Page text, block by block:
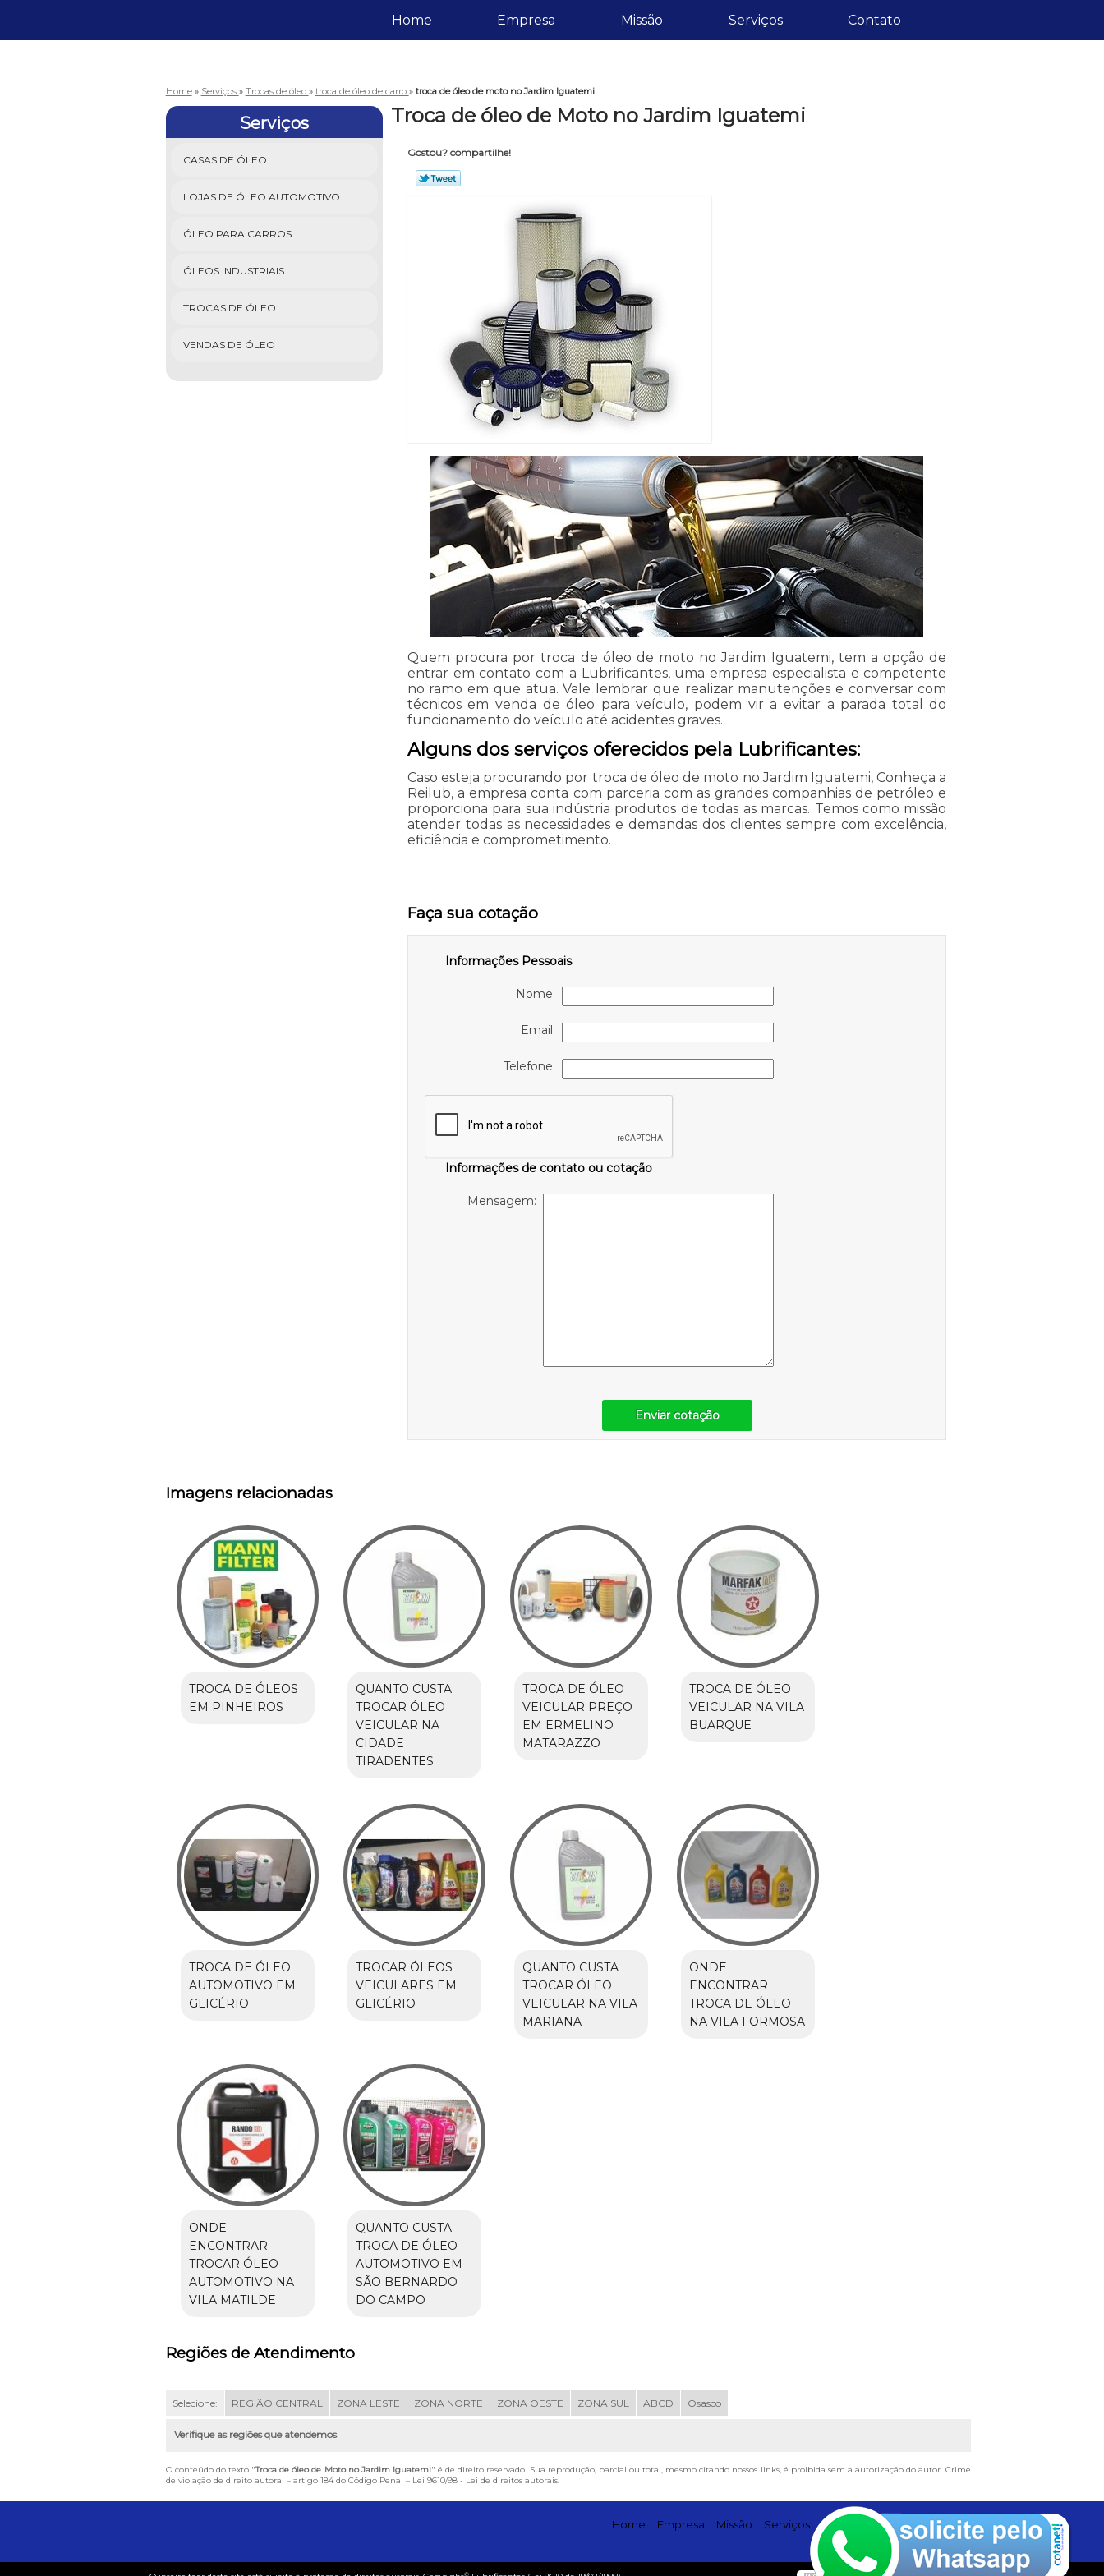
Home Empresa Missão Serviços Contato
Home » Serviços » Trocas de óleo » troca de óleo de carro » troca de óleo de moto no Jardim Iguatemi
Serviços
CASAS DE ÓLEO
LOJAS DE ÓLEO AUTOMOTIVO
ÓLEO PARA CARROS
ÓLEOS INDUSTRIAIS
TROCAS DE ÓLEO
VENDAS DE ÓLEO
Troca de óleo de Moto no Jardim Iguatemi
Gostou? compartilhe!
Quem procura por troca de óleo de moto no Jardim Iguatemi, tem a opção de
entrar em contato com a Lubrificantes, uma empresa especialista e competente
no ramo em que atua. Vale lembrar que realizar manutenções e conversar com
técnicos em venda de óleo para veículo, podem vir a evitar a parada total do
funcionamento do veículo até acidentes graves.
Alguns dos serviços oferecidos pela Lubrificantes:
Caso esteja procurando por troca de óleo de moto no Jardim Iguatemi, Conheça a
Reilub, a empresa conta com parceria com as grandes companhias de petróleo e
proporciona para sua indústria produtos de todas as marcas. Temos como missão
atender todas as necessidades e demandas dos clientes sempre com excelência,
eficiência e comprometimento.
Faça sua cotação
Informações Pessoais
Nome:
Email:
Telefone:
Informações de contato ou cotação
Mensagem:
Enviar cotação
Imagens relacionadas
TROCA DE ÓLEOS
EM PINHEIROS
QUANTO CUSTA
TROCAR ÓLEO
VEICULAR NA
CIDADE
TIRADENTES
TROCA DE ÓLEO
VEICULAR PREÇO
EM ERMELINO
MATARAZZO
TROCA DE ÓLEO
VEICULAR NA VILA
BUARQUE
TROCA DE ÓLEO
AUTOMOTIVO EM
GLICÉRIO
TROCAR ÓLEOS
VEICULARES EM
GLICÉRIO
QUANTO CUSTA
TROCAR ÓLEO
VEICULAR NA VILA
MARIANA
ONDE
ENCONTRAR
TROCA DE ÓLEO
NA VILA FORMOSA
ONDE
ENCONTRAR
TROCAR ÓLEO
AUTOMOTIVO NA
VILA MATILDE
QUANTO CUSTA
TROCA DE ÓLEO
AUTOMOTIVO EM
SÃO BERNARDO
DO CAMPO
Regiões de Atendimento
Selecione: REGIÃO CENTRAL ZONA LESTE ZONA NORTE ZONA OESTE ZONA SUL ABCD Osasco
Verifique as regiões que atendemos
O conteúdo do texto "Troca de óleo de Moto no Jardim Iguatemi" é de direito reservado. Sua reprodução, parcial ou total, mesmo citando nossos links, é proibida sem a autorização do autor. Crime
de violação de direito autoral – artigo 184 do Código Penal – Lei 9610/98 - Lei de direitos autorais.
Home Empresa Missão Serviços Contato Mapa do site
©